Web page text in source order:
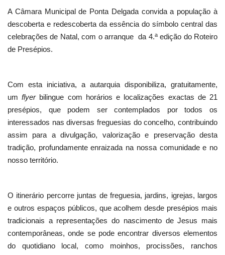
Cultura
Lazer
A Câmara Municipal de Ponta Delgada convida a população à
descoberta e redescoberta da essência do símbolo central das
celebrações de Natal, com o arranque da 4.aedição do Roteiro
de Presépios.
Com esta iniciativa, a autarquia disponibiliza, gratuitamente,
umflyerbilingue com horários e localizações exactas de 21
presépios, que podem ser contemplados por todos os
interessados nas diversas freguesias do concelho, contribuindo
assim para a divulgação, valorização e preservação desta
tradição, profundamente enraizada na nossa comunidade e no
nosso território.
O itinerário percorre juntas de freguesia, jardins, igrejas, largos
e outros espaços públicos, que acolhem desde presépios mais
tradicionais a representações do nascimento de Jesus mais
contemporâneas, onde se pode encontrar diversos elementos
do quotidiano local, como moinhos, procissões, ranchos